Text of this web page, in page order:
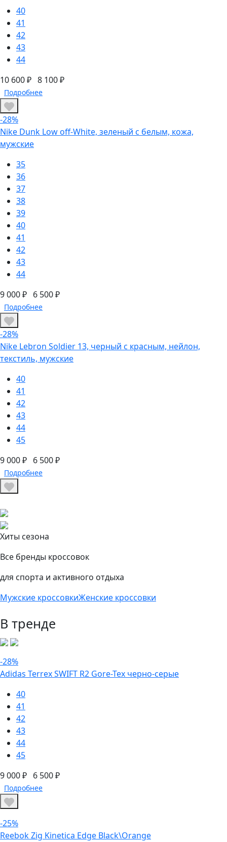
40
41
42
43
44
10 600 ₽ 8 100 ₽
Подробнее
-28%
Nike Dunk Low off-White, зеленый с белым, кожа,
мужские
35
36
37
38
39
40
41
42
43
44
9 000 ₽ 6 500 ₽
Подробнее
-28%
Nike Lebron Soldier 13, черный с красным, нейлон,
текстиль, мужские
40
41
42
43
44
45
9 000 ₽ 6 500 ₽
Подробнее
Хиты сезона
Все бренды кроссовок
для спорта и активного отдыха
Мужские кроссовкиЖенские кроссовки
В тренде
-28%
Adidas Terrex SWIFT R2 Gore-Tex черно-серые
40
41
42
43
44
45
9 000 ₽ 6 500 ₽
Подробнее
-25%
Reebok Zig Kinetica Edge Black\Orange